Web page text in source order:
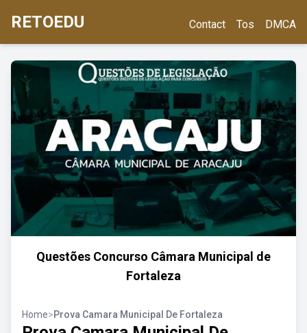
RETOEDU Contact Tos DMCA
Questões Concurso Câmara Municipal de
Fortaleza
Home>Prova Camara Municipal De Fortaleza